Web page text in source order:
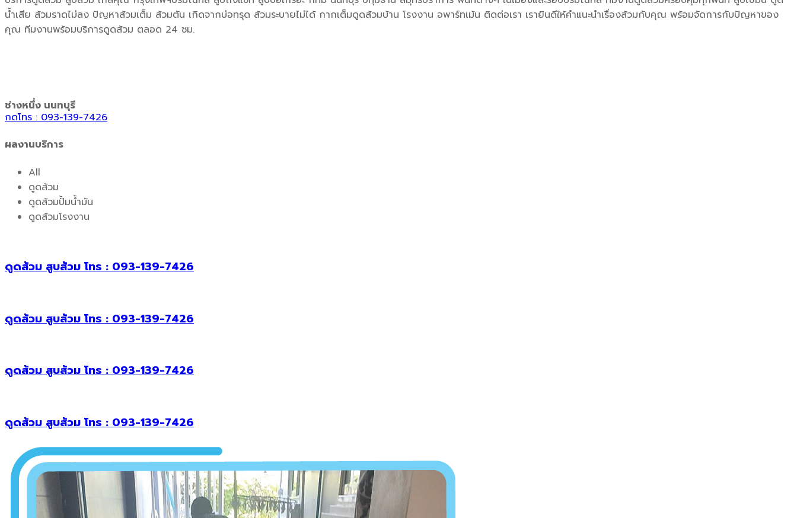
น้ำเสีย ส้วมราดไม่ลง ปัญหาส้วมเต็ม ส้วมตัน เกิดจากบ่อทรุด ส้วมระบายไม่ได้ กากเต็มดูดส้วมบ้าน โรงงาน อพาร์ทเม้น ติดต่อเรา เรายินดีให้คำแนะนำเรื่องส้วมกับคุณ พร้อมจัดการกับปัญหาของ
คุณ ทีมงานพร้อมบริการดูดส้วม ตลอด 24 ชม.
ช่างหนึ่ง นนทบุรี
กดโทร : 093-139-7426
ผลงานบริการ
All
ดูดส้วม
ดูดส้วมปั้มน้ำมัน
ดูดส้วมโรงงาน
ดูดส้วม สูบส้วม โทร : 093-139-7426
ดูดส้วม สูบส้วม โทร : 093-139-7426
ดูดส้วม สูบส้วม โทร : 093-139-7426
ดูดส้วม สูบส้วม โทร : 093-139-7426